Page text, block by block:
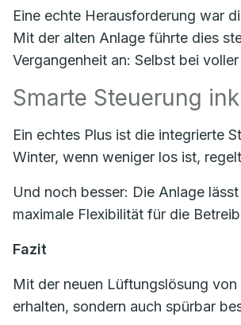
Eine echte Herausforderung war
Mit der alten Anlage führte dies
Vergangenheit an: Selbst bei
Smarte Steuerung
Ein echtes Plus ist die integrierte
Winter, wenn weniger los ist,
Und noch besser: Die Anlage
maximale Flexibilität für die
Fazit
Mit der neuen Lüftungslösung
erhalten, sondern auch spürbar